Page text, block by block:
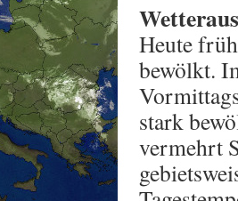
Heute
bewölkt.
stark
vermehrt